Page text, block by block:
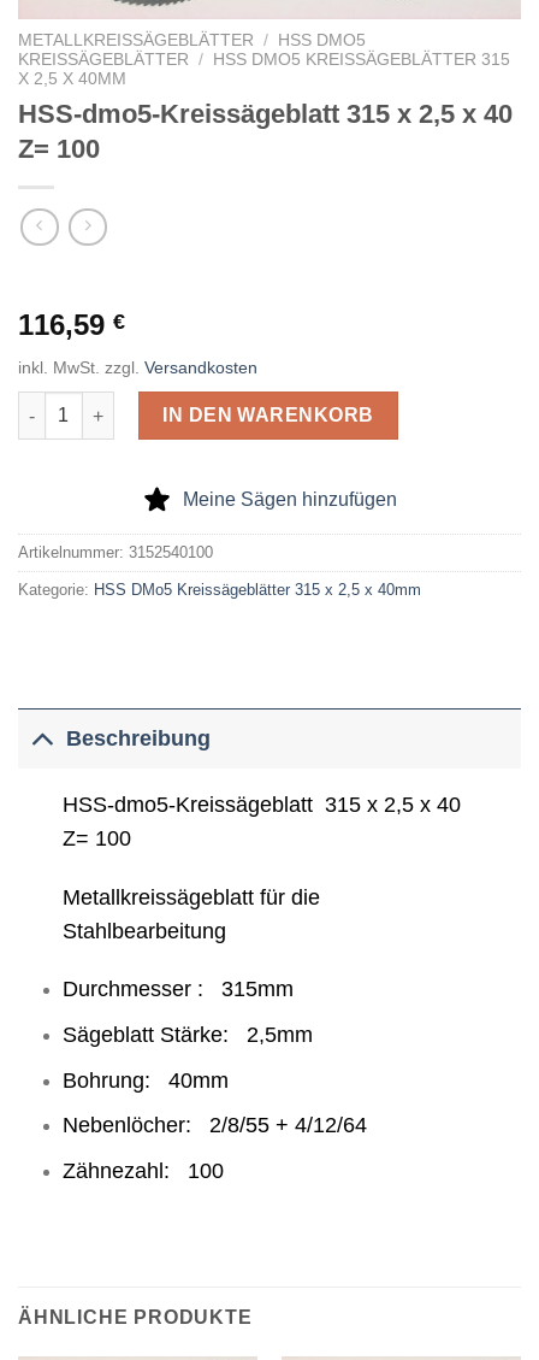
METALLKREISSÄGEBLÄTTER / HSS DMO5
KREISSÄGEBLÄTTER
/ HSS DMO5 KREISSÄGEBLÄTTER 315
X 2,5 X 40MM
HSS-dmo5-Kreissägeblatt 315 x 2,5 x 40
Z= 100
116,59 €
inkl. MwSt. zzgl. Versandkosten
HSS-dmo5-Kreissägeblatt 315 x 2,5 x 40 Z= 100 Menge
IN DEN WARENKORB
Meine Sägen hinzufügen
Artikelnummer: 3152540100
Kategorie: HSS DMo5 Kreissägeblätter 315 x 2,5 x 40mm
Beschreibung
HSS-dmo5-Kreissägeblatt 315 x 2,5 x 40
Z= 100
Metallkreissägeblatt für die
Stahlbearbeitung
Durchmesser : 315mm
Sägeblatt Stärke: 2,5mm
Bohrung: 40mm
Nebenlöcher: 2/8/55 + 4/12/64
Zähnezahl: 100
ÄHNLICHE PRODUKTE